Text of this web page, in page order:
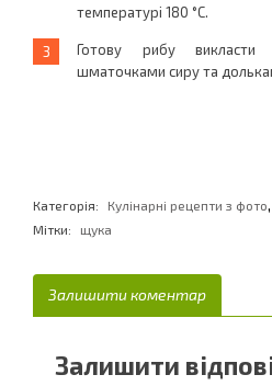
температурі 180 °С.
Готову рибу викласти
шматочками сиру та
Категорія: Кулінарні рецепти з фото,
Мітки:
щука
Залишити коментар
Залишити